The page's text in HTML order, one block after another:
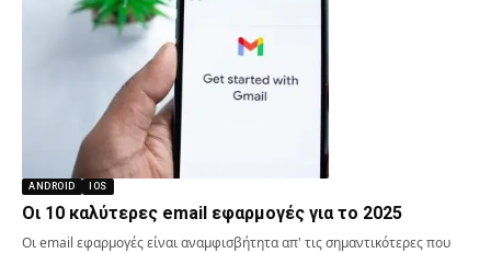
ANDROID IOS
Οι 10 καλύτερες email εφαρμογές για το 2025
Οι email εφαρμογές είναι αναμφισβήτητα απ' τις σημαντικότερες που